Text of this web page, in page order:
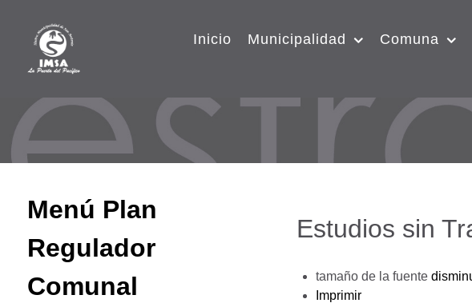
Inicio Municipalidad Comuna
Menú Plan
Regulador
Comunal
Estudios sin
tamaño de la fuente
Imprimir